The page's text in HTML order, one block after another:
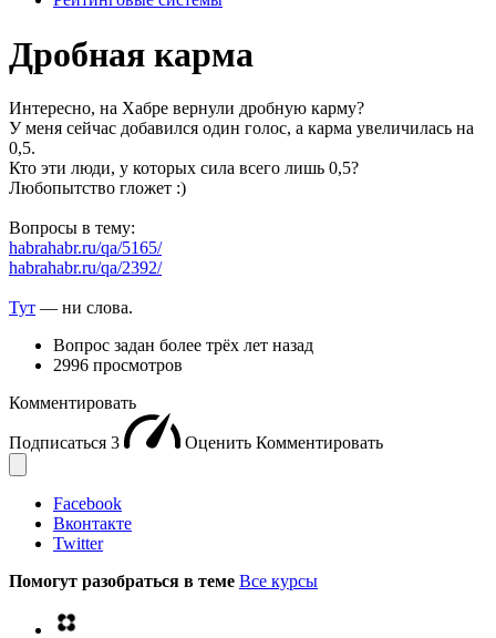
Дробная карма
Интересно, на Хабре вернули дробную карму?
У меня сейчас добавился один голос, а карма увеличилась на
0,5.
Кто эти люди, у которых сила всего лишь 0,5?
Любопытство гложет :)
Вопросы в тему:
habrahabr.ru/qa/5165/
habrahabr.ru/qa/2392/
Тут — ни слова.
Вопрос задан более трёх лет назад
2996 просмотров
Комментировать
Подписаться 3 Оценить Комментировать
Facebook
Вконтакте
Twitter
Помогут разобраться в теме Все курсы